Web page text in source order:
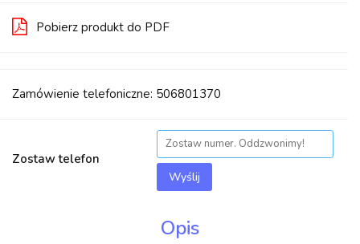
Pobierz produkt do PDF
Zamówienie telefoniczne: 506801370
Zostaw telefon
Wyślij
Opis